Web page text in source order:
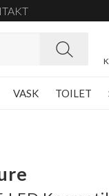
VASK TOILET